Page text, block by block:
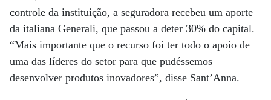
controle da instituição, a seguradora recebeu um aporte
da italiana Generali, que passou a deter 30% do capital.
“Mais importante que o recurso foi ter todo o apoio de
uma das líderes do setor para que pudéssemos
desenvolver produtos inovadores”, disse Sant’Anna.